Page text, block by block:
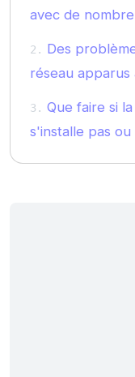
avec de
Des
réseau
Que faire si
s'installe pas